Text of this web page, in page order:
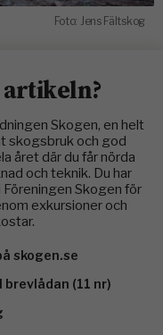
Foto: Jens Fältskog
Skogen, en helt
skogsbruk och god
året där du får nörda
och teknik. Du har
Skogen för
exkursioner och
skogen.se
(11 nr)